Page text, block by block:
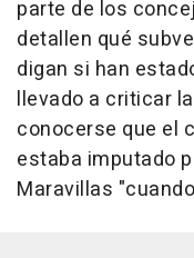
parte de los
detallen qué
digan si han
llevado a criticar
conocerse que el
estaba imputado
Maravillas